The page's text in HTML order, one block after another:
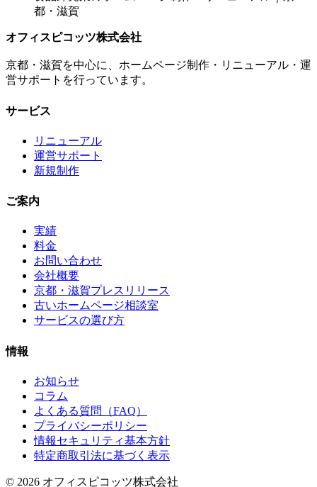
都・滋賀
オフィスピコッツ株式会社
京都・滋賀を中心に、ホームページ制作・リニューアル・運
営サポートを行っています。
サービス
リニューアル
運営サポート
新規制作
ご案内
実績
料金
お問い合わせ
会社概要
京都・滋賀プレスリリース
古いホームページ相談室
サービスの選び方
情報
お知らせ
コラム
よくある質問（FAQ）
プライバシーポリシー
情報セキュリティ基本方針
特定商取引法に基づく表示
© 2026 オフィスピコッツ株式会社